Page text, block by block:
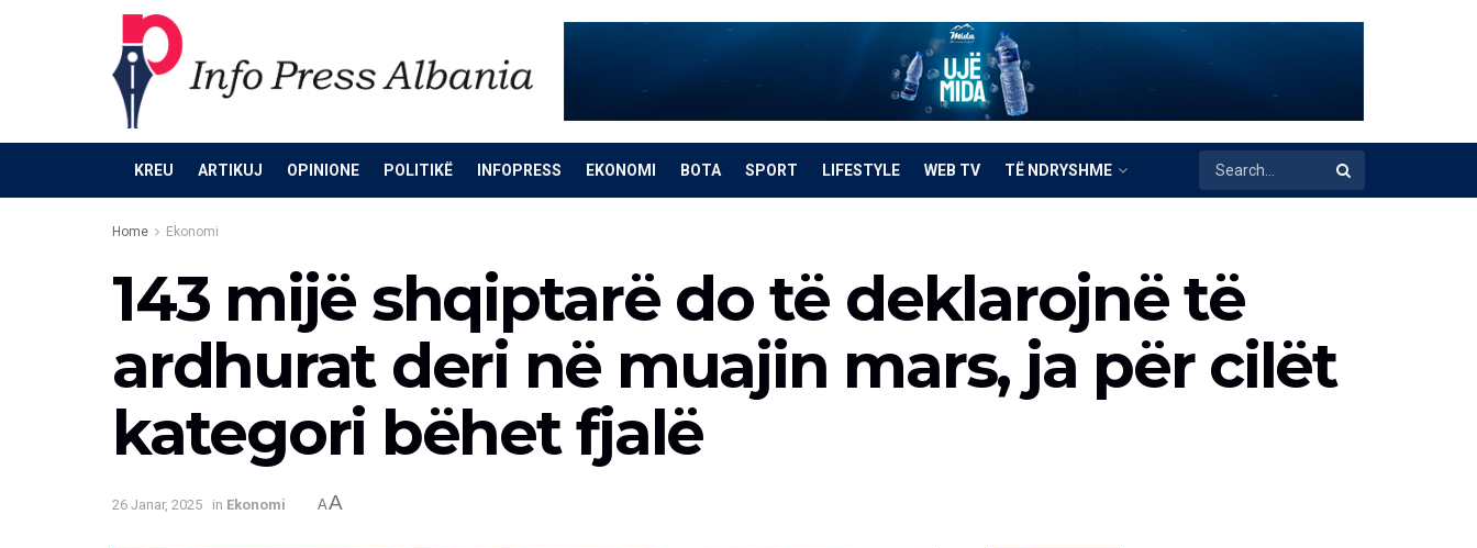
KREU ARTIKUJ OPINIONE POLITIKË INFOPRESS EKONOMI BOTA SPORT LIFESTYLE WEB TV TË NDRYSHME
Home Ekonomi
143 mijë shqiptarë do të deklarojnë të
ardhurat deri në muajin mars, ja për cilët
kategori bëhet fjalë
26 Janar, 2025 in Ekonomi AA